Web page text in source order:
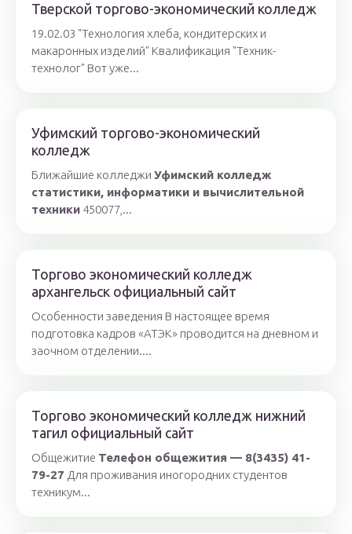
Тверской торгово-экономический колледж
19.02.03 "Технология хлеба, кондитерских и
макаронных изделий" Квалификация "Техник-
технолог" Вот уже...
Уфимский торгово-экономический
колледж
Ближайшие колледжи Уфимский колледж
статистики, информатики и вычислительной
техники 450077,...
Торгово экономический колледж
архангельск официальный сайт
Особенности заведения В настоящее время
подготовка кадров «АТЭК» проводится на дневном и
заочном отделении....
Торгово экономический колледж нижний
тагил официальный сайт
Общежитие Телефон общежития — 8(3435) 41-
79-27 Для проживания иногородних студентов
техникум...